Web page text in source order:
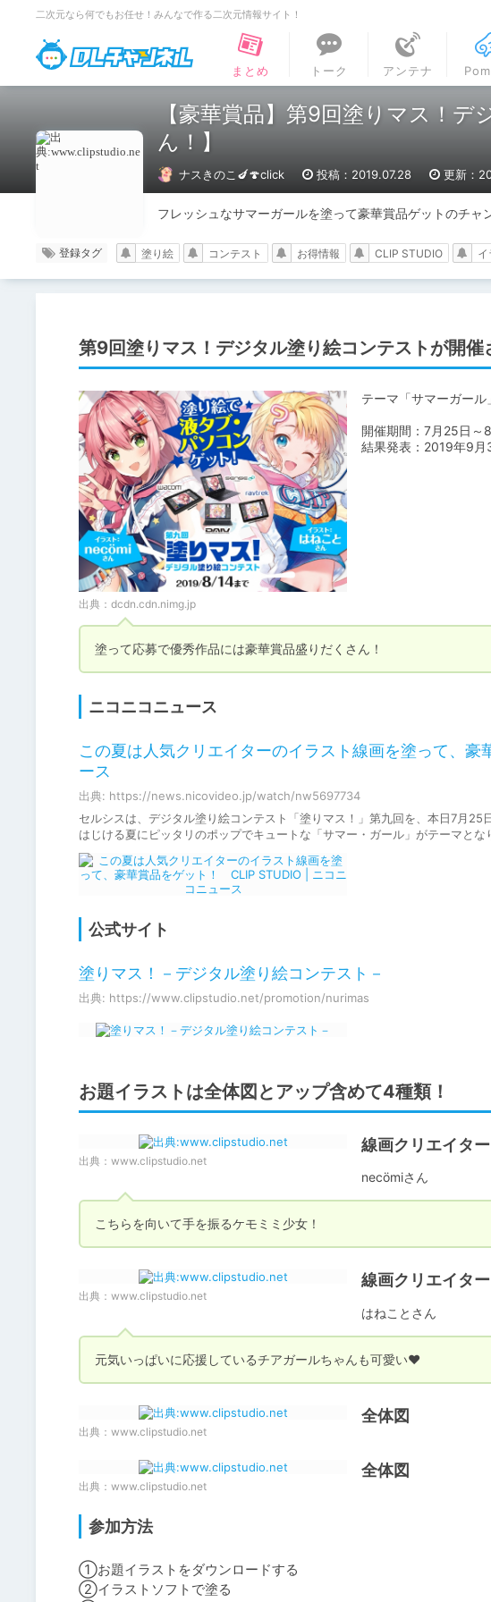
二次元なら何でもお任せ！みんなで作る二次元情報サイト！
DLチャンネル
まとめ
トーク アンテナ
【豪華賞品】第9回塗りマス！
ん！】
ナスきのこ🍆🍄click 投稿：2019.07.28 更新：
フレッシュなサマーガールを塗って豪華賞品ゲットのチャ
登録タグ 塗り絵 コンテスト お得情報 CLIP STUDIO イ
第9回塗りマス！デジタル塗り絵コンテストが開催
出典： dcdn.cdn.nimg.jp
テーマ「サマーガール」
開催期間：7月25日～
結果発表：2019年9月
塗って応募で優秀作品には豪華賞品盛りだくさん！
ニコニコニュース
この夏は人気クリエイターのイラスト線画を塗って、
ース
出典: https://news.nicovideo.jp/watch/nw5697734
セルシスは、デジタル塗り絵コンテスト「塗りマス！」第九回を、本日7月25
はじける夏にピッタリのポップでキュートな「サマー・ガール」がテーマと
公式サイト
塗りマス！－デジタル塗り絵コンテスト－
出典: https://www.clipstudio.net/promotion/nurimas
お題イラストは全体図とアップ含めて4種類！
出典： www.clipstudio.net
線画クリエイター
necömiさん
こちらを向いて手を振るケモミミ少女！
出典： www.clipstudio.net
線画クリエイター
はねことさん
元気いっぱいに応援しているチアガールちゃんも可愛い♥
出典： www.clipstudio.net
全体図
出典： www.clipstudio.net
全体図
参加方法
①お題イラストをダウンロードする
②イラストソフトで塗る